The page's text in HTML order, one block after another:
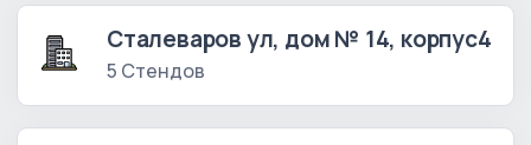
Сталеваров ул, дом № 14, корпус4
5 Стендов